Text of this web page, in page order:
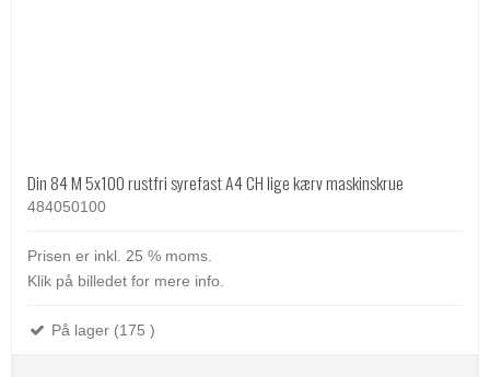
Din 84 M 5x100 rustfri syrefast A4 CH lige kærv maskinskrue
484050100
Prisen er inkl. 25 % moms.
Klik på billedet for mere info.
På lager (175 )